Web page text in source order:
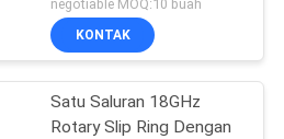
Putar
negotiable MOQ:10 buah
KONTAK
Satu Saluran 18GHz
Rotary Slip Ring Dengan